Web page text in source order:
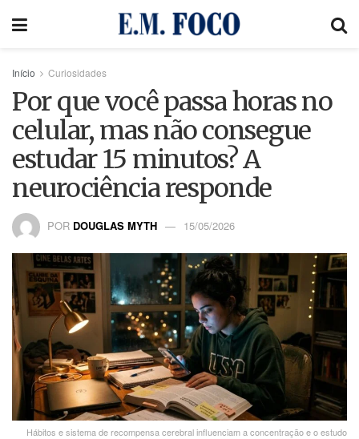
Início Curiosidades
Por que você passa horas no
celular, mas não consegue
estudar 15 minutos? A
neurociência responde
POR DOUGLAS MYTH 15/05/2026
Hábitos e sistema de recompensa cerebral influenciam a concentração e o estudo